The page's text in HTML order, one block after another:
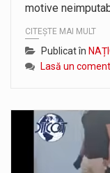
motive
CITEȘTE MAI MULT
Publicat în
Lasă un